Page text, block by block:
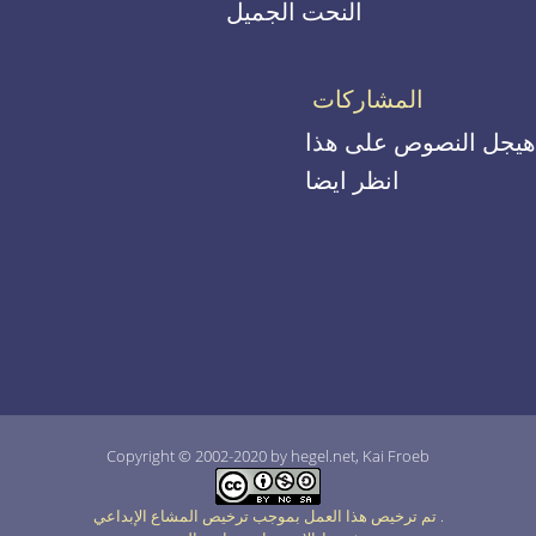
النحت الجميل
المشاركات
هيجل النصوص على هذا
انظر ايضا
Copyright © 2002-2020 by hegel.net, Kai Froeb
.